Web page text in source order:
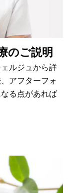
のご説明
ルジュから詳
アフターフォ
る点があれば